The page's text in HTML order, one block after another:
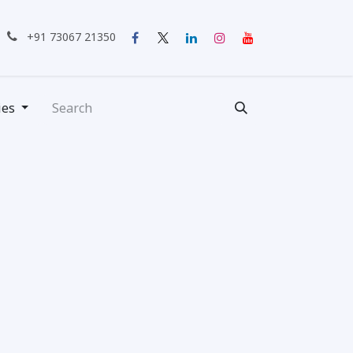
கொள்ள
+91 73067 21350